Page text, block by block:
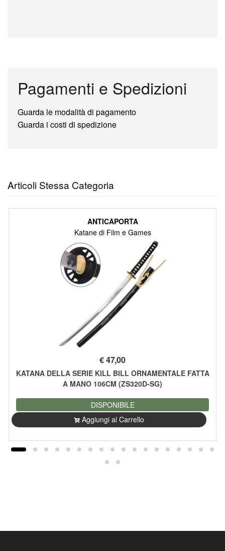
Pagamenti e Spedizioni
Guarda le modalità di pagamento
Guarda i costi di spedizione
Articoli Stessa Categoria
ANTICAPORTA
Katane di Film e Games
€47,00
KATANA DELLA SERIE KILL BILL ORNAMENTALE FATTA
A MANO 106CM (ZS320D-SG)
DISPONIBILE
Aggiungi al Carrello